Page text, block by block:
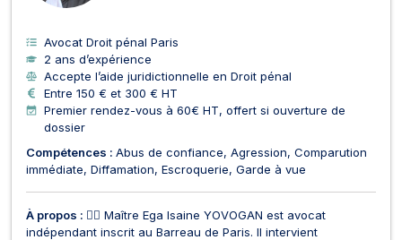
Avocat Droit pénal Paris
2 ans d’expérience
Accepte l’aide juridictionnelle en Droit pénal
Entre 150 € et 300 € HT
Premier rendez-vous à 60€ HT, offert si ouverture de
dossier
Compétences : Abus de confiance Agression Comparution
immédiate Diffamation Escroquerie Garde à vue
À propos : 👨‍⚖️ Maître Ega Isaine YOVOGAN est avocat
indépendant inscrit au Barreau de Paris. Il intervient